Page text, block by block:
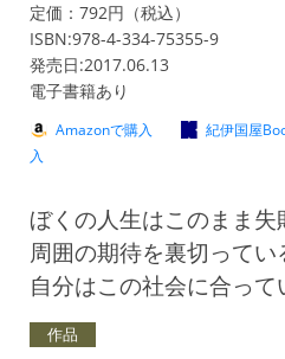
定価：792円（税込）
ISBN:978-4-334-75355-9
発売日:2017.06.13
電子書籍あり
Amazonで購入 紀伊国屋
入
ぼくの人生はこのまま失
周囲の期待を裏切って
自分はこの社会に合って
作品